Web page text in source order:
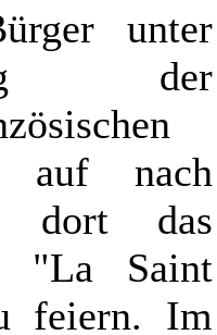
unter
der
auf nach
dort das
"La Saint
feiern. Im